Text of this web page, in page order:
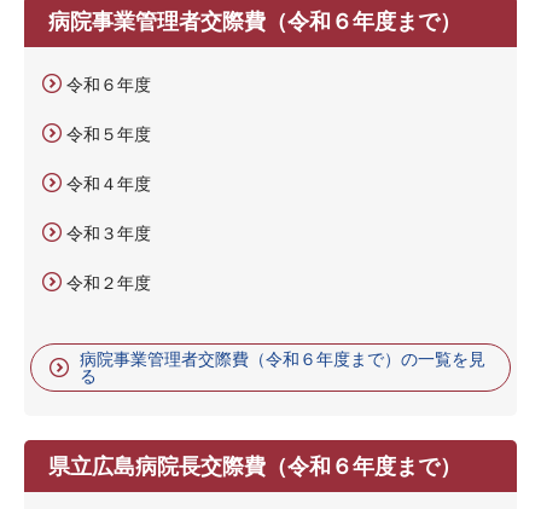
病院事業管理者交際費（令和６年度まで）
令和６年度
令和５年度
令和４年度
令和３年度
令和２年度
病院事業管理者交際費（令和６年度まで）の一覧を見
る
県立広島病院長交際費（令和６年度まで）